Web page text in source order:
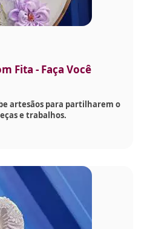
Fita - Faça Você
artesãos para partilharem o
e trabalhos.